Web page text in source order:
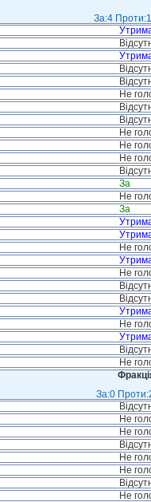
За:4
Не
Не
Не
Не
За
Не
За
Не
Не
Не
Не
За:0
Не
Не
Не
Не
Не